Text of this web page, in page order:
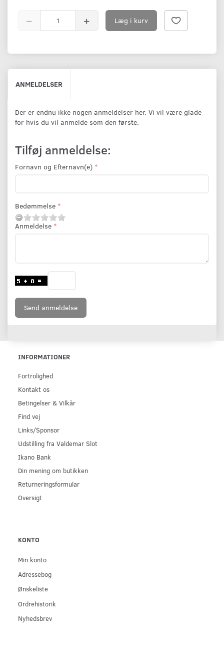
Læg i kurv
ANMELDELSER
Der er endnu ikke nogen anmeldelser her. Vi vil være glade
for hvis du vil anmelde som den første.
Tilføj anmeldelse:
Fornavn og Efternavn(e)
Bedømmelse
Anmeldelse
Send anmeldelse
INFORMATIONER
Fortrolighed
Kontakt os
Betingelser & Vilkår
Find vej
Links/Sponsor
Udstilling fra Valdemar Slot
Ikano Bank
Din mening om butikken
Returneringsformular
Oversigt
KONTO
Min konto
Adressebog
Ønskeliste
Ordrehistorik
Nyhedsbrev